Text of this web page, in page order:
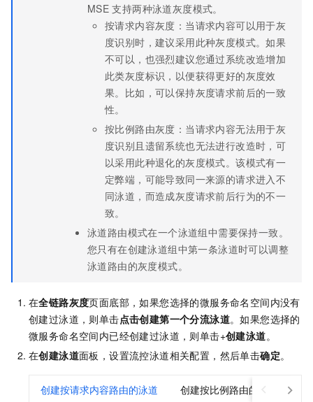
MSE 支持两种泳道灰度模式。
按请求内容灰度：当请求内容可以用于灰
度识别时，建议采用此种灰度模式。如果
不可以，也强烈建议您通过系统改造增加
此类灰度标识，以便获得更好的灰度效
果。比如，可以保持灰度请求前后的一致
性。
按比例路由灰度：当请求内容无法用于灰
度识别且遗留系统也无法进行改造时，可
以采用此种退化的灰度模式。该模式有一
定弊端，可能导致同一来源的请求进入不
同泳道，而造成灰度请求前后行为的不一
致。
泳道路由模式在一个泳道组中需要保持一致。
您只有在创建泳道组中第一条泳道时可以调整
泳道路由的灰度模式。
在全链路灰度页面底部，如果您选择的微服务命名空间内没有
创建过泳道，则单击点击创建第一个分流泳道。如果您选择的
微服务命名空间内已经创建过泳道，则单击+创建泳道。
在创建泳道面板，设置流控泳道相关配置，然后单击确定。
创建按请求内容路由的泳道 创建按比例路由的泳道